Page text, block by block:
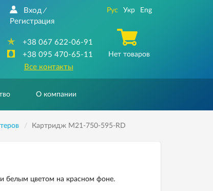
Вход /
Регистрация
+38 067 622-06-91
+38 095 470-65-11
Все контакты
Рус Укр Eng
Нет товаров
О компании
Картридж M21-750-595-RD
белым цветом на красном фоне.